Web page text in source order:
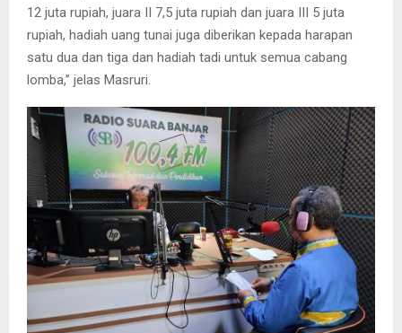
12 juta rupiah, juara II 7,5 juta rupiah dan juara III 5 juta
rupiah, hadiah uang tunai juga diberikan kepada harapan
satu dua dan tiga dan hadiah tadi untuk semua cabang
lomba,” jelas Masruri.